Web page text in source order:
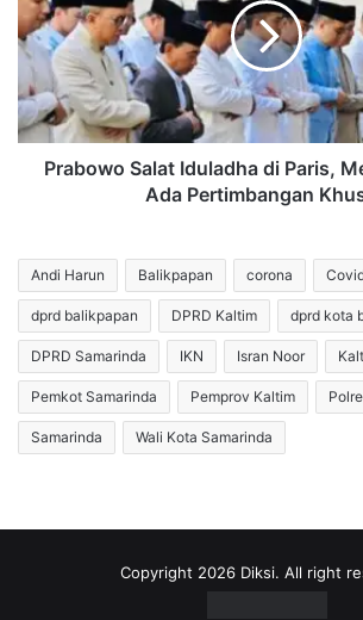
Paris,
Mensos
Ungkap
Ada
Pertimbangan
Khusus
Prabowo Salat Iduladha di Paris,
Ada Pertimbangan
Andi Harun Balikpapan corona
dprd balikpapan DPRD Kaltim dprd kota
DPRD Samarinda IKN Isran Noor
Pemkot Samarinda Pemprov Kaltim
Samarinda Wali Kota Samarinda
Copyright 2026 Diksi. All right